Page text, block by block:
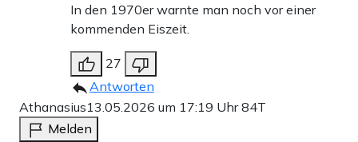
In den 1970er warnte man noch vor einer
kommenden Eiszeit.
27
Antworten
Athanasius13.05.2026 um 17:19 Uhr84T
Melden